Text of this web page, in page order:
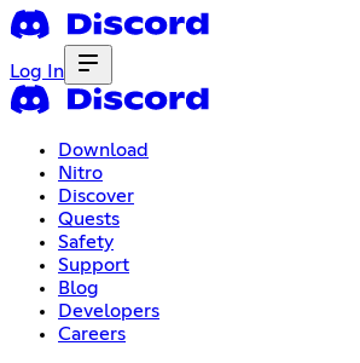
Log In
Download
Nitro
Discover
Quests
Safety
Support
Blog
Developers
Careers